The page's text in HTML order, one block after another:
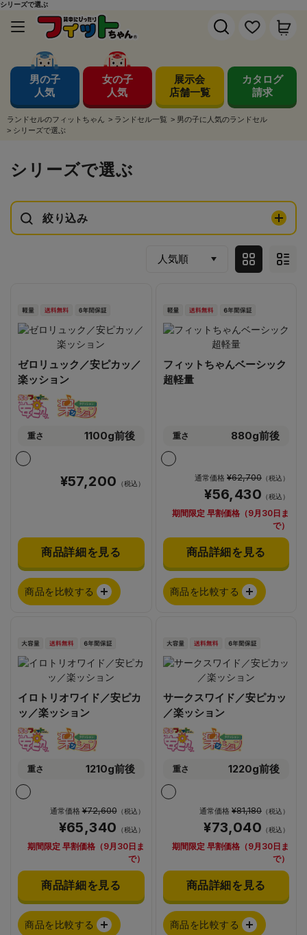
シリーズで選ぶ
男の子
人気
女の子
人気
展示会
店舗一覧
カタログ
請求
ランドセルのフィットちゃん > ランドセル一覧 > 男の子に人気のランドセル
> シリーズで選ぶ
シリーズで選ぶ
絞り込み
ゼロリュック／安ピカッ／
楽ッション
重さ 1100g前後
¥57,200 （税込）
商品詳細を見る
商品を比較する
フィットちゃんベーシック
超軽量
重さ 880g前後
通常価格 ¥62,700 （税込）
¥56,430 （税込）
期間限定 早割価格（9月30日ま
で）
商品詳細を見る
商品を比較する
イロトリオワイド／安ピカ
ッ／楽ッション
重さ 1210g前後
通常価格¥72,600（税込）
¥65,340 （税込）
期間限定 早割価格（9月30日ま
で）
商品詳細を見る
商品を比較する
サークスワイド／安ピカッ
／楽ッション
重さ 1220g前後
通常価格 ¥81,180 （税込）
¥73,040 （税込）
期間限定 早割価格（9月30日ま
で）
商品詳細を見る
商品を比較する